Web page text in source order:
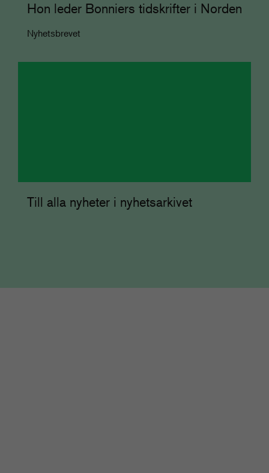
Hon leder Bonniers tidskrifter i Norden
Nyhetsbrevet
Till alla nyheter i nyhetsarkivet